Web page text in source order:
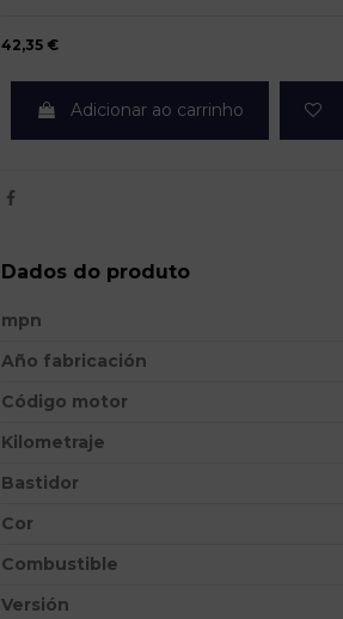
42,35 €
Adicionar ao carrinho
Dados do produto
mpn
Año fabricación
Código motor
Kilometraje
Bastidor
Cor
Combustible
Versión